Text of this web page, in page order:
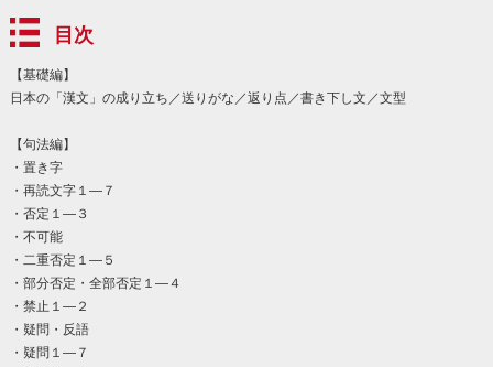
目次
【基礎編】
日本の「漢文」の成り立ち／送りがな／返り点／書き下し文／文型
【句法編】
・置き字
・再読文字１―７
・否定１―３
・不可能
・二重否定１―５
・部分否定・全部否定１―４
・禁止１―２
・疑問・反語
・疑問１―７